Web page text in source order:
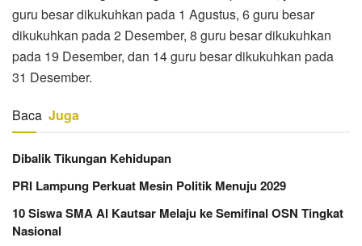
guru besar dikukuhkan pada 1 Agustus, 6 guru besar
dikukuhkan pada 2 Desember, 8 guru besar dikukuhkan
pada 19 Desember, dan 14 guru besar dikukuhkan pada
31 Desember.
Baca Juga
Dibalik Tikungan Kehidupan
PRI Lampung Perkuat Mesin Politik Menuju 2029
10 Siswa SMA Al Kautsar Melaju ke Semifinal OSN Tingkat
Nasional